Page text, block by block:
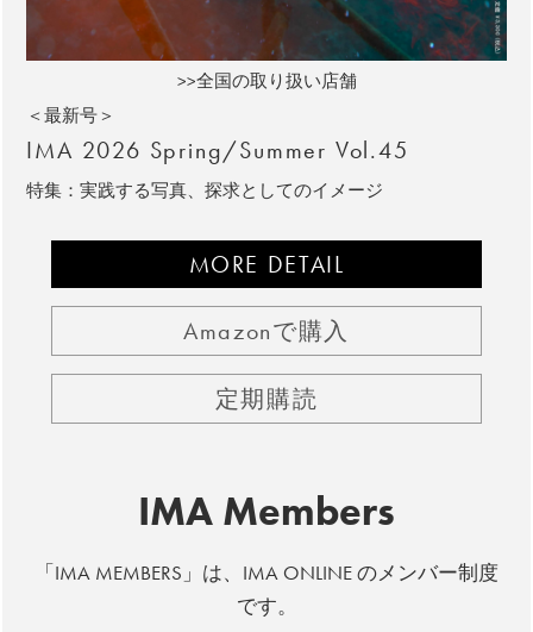
>>全国の取り扱い店舗
＜最新号＞
IMA 2026 Spring/Summer Vol.45
特集：実践する写真、探求としてのイメージ
MORE DETAIL
Amazonで購入
定期購読
IMA Members
「IMA MEMBERS」は、IMA ONLINE のメンバー制度
です。